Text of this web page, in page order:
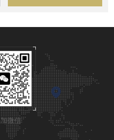
微信